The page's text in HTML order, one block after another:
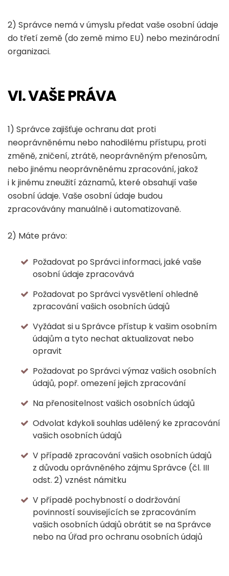
2) Správce nemá v úmyslu předat vaše osobní údaje
do třetí země (do země mimo EU) nebo mezinárodní
organizaci.
VI. VAŠE PRÁVA
1) Správce zajišťuje ochranu dat proti
neoprávněnému nebo nahodilému přístupu, proti
změně, zničení, ztrátě, neoprávněným přenosům,
nebo jinému neoprávněnému zpracování, jakož
i k jinému zneužití záznamů, které obsahují vaše
osobní údaje. Vaše osobní údaje budou
zpracovávány manuálně i automatizovaně.
2) Máte právo:
Požadovat po Správci informaci, jaké vaše
osobní údaje zpracovává
Požadovat po Správci vysvětlení ohledně
zpracování vašich osobních údajů
Vyžádat si u Správce přístup k vašim osobním
údajům a tyto nechat aktualizovat nebo
opravit
Požadovat po Správci výmaz vašich osobních
údajů, popř. omezení jejich zpracování
Na přenositelnost vašich osobních údajů
Odvolat kdykoli souhlas udělený ke zpracování
vašich osobních údajů
V případě zpracování vašich osobních údajů
z důvodu oprávněného zájmu Správce (čl. III
odst. 2) vznést námitku
V případě pochybností o dodržování
povinností souvisejících se zpracováním
vašich osobních údajů obrátit se na Správce
nebo na Úřad pro ochranu osobních údajů